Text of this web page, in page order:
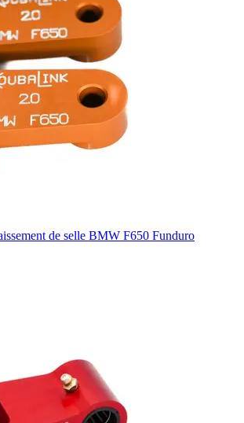
de selle BMW F650 Funduro